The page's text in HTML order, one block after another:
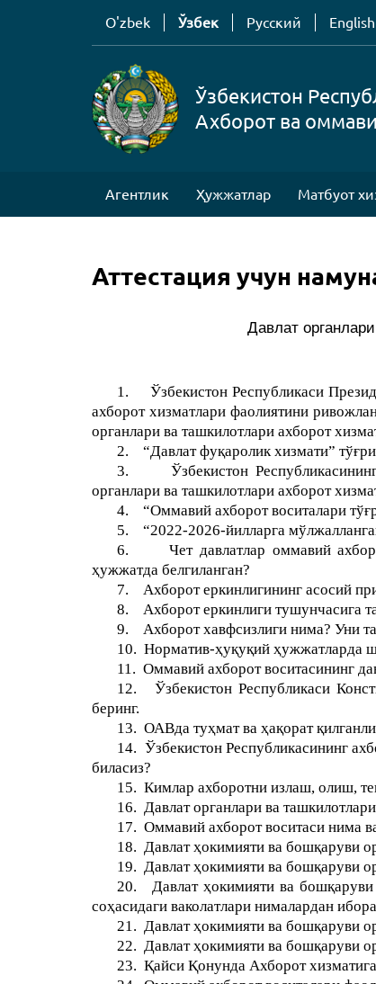
O'zbek Ўзбек Русский English
Ўзбекистон
Ахборот ва
Агентлик Ҳужжатлар Матбуот
Аттестация учун
Давлат
1.
Ўзбекистон Республикаси
ахборот хизматлари фаолиятини
органлари ва ташкилотлари ахборот
2.
“Давлат фуқаролик хизмати”
3.
Ўзбекистон
органлари ва ташкилотлари ахборот
4.
“Оммавий ахборот воситалари
5.
“2022-2026-йилларга
6.
Чет давлатлар оммавий
ҳужжатда белгиланган?
7.
Ахборот еркинлигининг асосий
8.
Ахборот еркинлиги тушунчасига
9.
Ахборот хавфсизлиги нима? Уни
10. Норматив-ҳуқуқий ҳужжатларда
11. Оммавий ахборот воситасининг
12.
Ўзбекистон Республикаси
беринг.
13. ОАВда туҳмат ва ҳақорат
14. Ўзбекистон Республикасининг
биласиз?
15. Кимлар ахборотни излаш, олиш,
16. Давлат органлари ва
17. Оммавий ахборот воситаси нима
18. Давлат ҳокимияти ва бошқаруви
19. Давлат ҳокимияти ва бошқаруви
20.
Давлат ҳокимияти ва
соҳасидаги ваколатлари нималардан
21. Давлат ҳокимияти ва бошқаруви
22. Давлат ҳокимияти ва бошқаруви
23. Қайси Қонунда Ахборот